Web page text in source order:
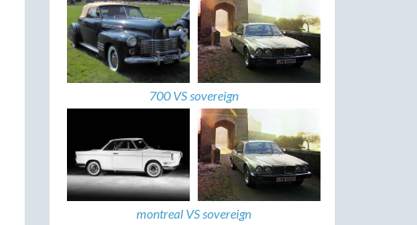
700 VS sovereign
montreal VS sovereign